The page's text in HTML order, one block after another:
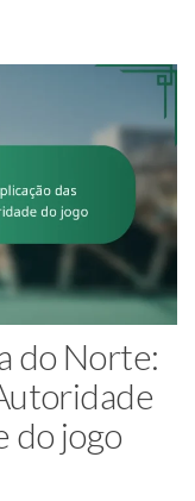
do Norte:
do jogo